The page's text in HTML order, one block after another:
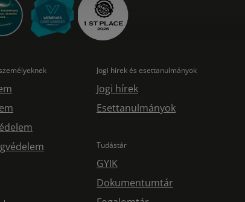
Jogi hírek és esettanulmányok
Jogi hírek
Esettanulmányok
Tudástár
GYIK
Dokumentumtár